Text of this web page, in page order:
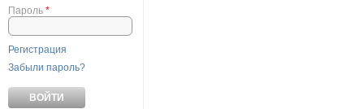
Пароль *
Регистрация
Забыли пароль?